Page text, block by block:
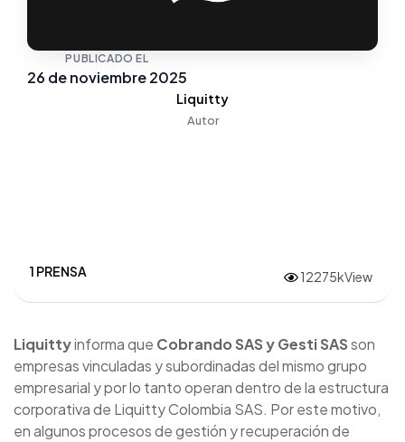
PUBLICADO EL
26 de noviembre 2025
Liquitty
Autor
1 PRENSA 12275kView
Liquittyinforma que Cobrando SAS y Gesti SASson
empresas vinculadas y subordinadas del mismo grupo
empresarial y por lo tanto operan dentro de la estructura
corporativa de Liquitty Colombia SAS. Por este motivo,
en algunos procesos de gestión y recuperación de